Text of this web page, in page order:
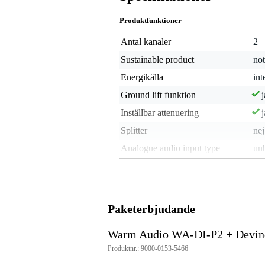
Produktfunktioner
Antal kanaler
2
Sustainable product
Energikälla
Ground lift funktion
Inställbar attenuering
Splitter
nej
Analogue audio input type
Vikt och mått inkluderar förpackning
(inkl. förpackning)
Mått (inkl. förpackning)
Paketerbjudande
Warm Audio WA-DI-P2 +
Produktnr.: 9000-0153-5466